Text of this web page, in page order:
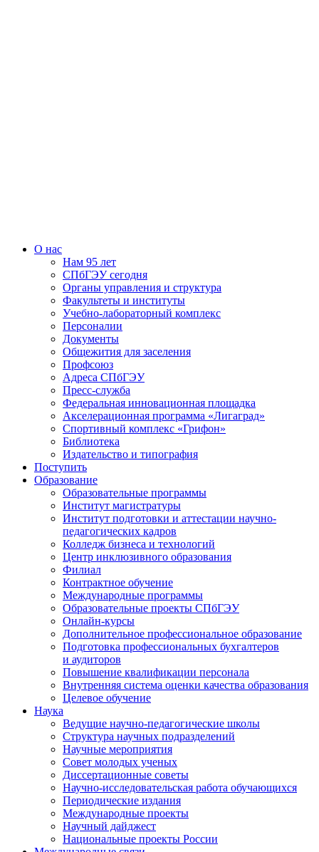
О нас
Нам 95 лет
СПбГЭУ сегодня
Органы управления и структура
Факультеты и институты
Учебно-лабораторный комплекс
Персоналии
Документы
Общежития для заселения
Профсоюз
Адреса СПбГЭУ
Пресс-служба
Федеральная инновационная площадка
Акселерационная программа «Лигаград»­­
Спортивный комплекс «Грифон»
Библиотека
Издательство и типография
Поступить
Образование
Образовательные программы
Институт магистратуры
Институт подготовки и аттестации научно-
педагогических кадров
Колледж бизнеса и технологий
Центр инклюзивного образования
Филиал
Контрактное обучение
Международные программы
Образовательные проекты СПбГЭУ
Онлайн-курсы
Дополнительное профессиональное образование
Подготовка профессиональных бухгалтеров
и аудиторов
Повышение квалификации персонала
Внутренняя система оценки качества образования
Целевое обучение
Наука
Ведущие научно-педагогические школы
Структура научных подразделений
Научные мероприятия
Совет молодых ученых
Диссертационные советы
Научно-исследовательская работа обучающихся
Периодические издания
Международные проекты
Научный дайджест
Национальные проекты России